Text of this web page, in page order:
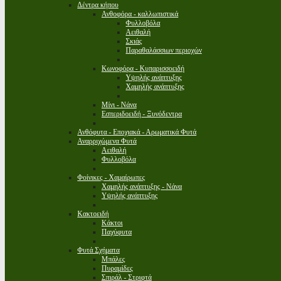
Δέντρα κήπου
Ανθοφόρα - καλλωπιστικά
Φυλλοβόλα
Αειθαλή
Σκιάς
Παραθαλάσσιων περιοχών
Κωνοφόρα - Κυπαρισσοειδή
Υψηλής ανάπτυξης
Χαμηλής ανάπτυξης
Μίνι - Νάνα
Εσπεριδοειδή - Ξυνόδεντρα
Ανθόφυτα - Εποχιακά - Αρωματικά Φυτά
Αναρριχώμενα Φυτά
Αειθαλή
Φυλλοβόλα
Φοίνικες - Χαμαίρωπες
Χαμηλής ανάπτυξης - Νάνα
Υψηλής ανάπτυξης
Κακτοειδή
Κάκτοι
Παχύφυτα
Φυτά Σχήματα
Μπάλες
Πυραμίδες
Σπιράλ - Στριφτά